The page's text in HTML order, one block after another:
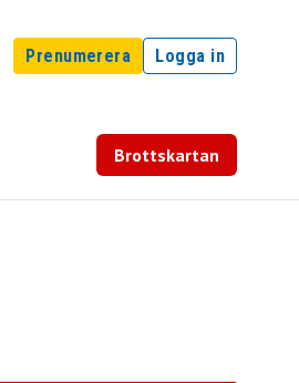
Prenumerera Logga in
Brottskartan